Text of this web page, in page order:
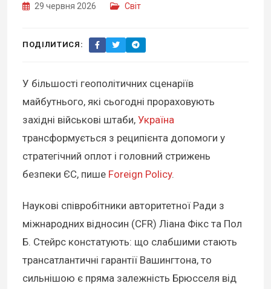
29 червня 2026 Світ
ПОДІЛИТИСЯ:
У більшості геополітичних сценаріїв
майбутнього, які сьогодні прораховують
західні військові штаби, Україна
трансформується з реципієнта допомоги у
стратегічний оплот і головний стрижень
безпеки ЄС, пише Foreign Policy.
Наукові співробітники авторитетної Ради з
міжнародних відносин (CFR) Ліана Фікс та Пол
Б. Стейрс констатують: що слабшими стають
трансатлантичні гарантії Вашингтона, то
сильнішою є пряма залежність Брюсселя від